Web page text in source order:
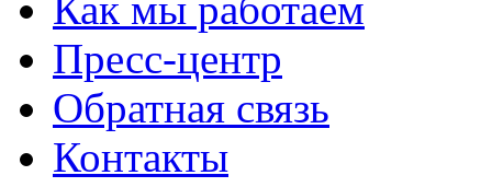
Как мы работаем
Пресс-центр
Обратная связь
Контакты